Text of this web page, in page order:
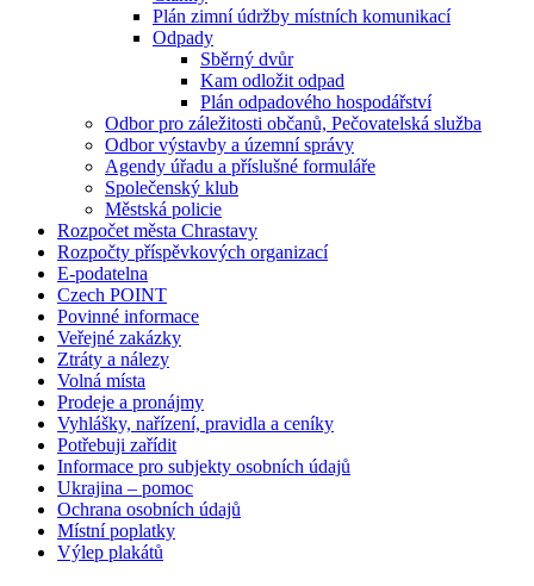
Plán zimní údržby místních komunikací
Odpady
Sběrný dvůr
Kam odložit odpad
Plán odpadového hospodářství
Odbor pro záležitosti občanů, Pečovatelská služba
Odbor výstavby a územní správy
Agendy úřadu a příslušné formuláře
Společenský klub
Městská policie
Rozpočet města Chrastavy
Rozpočty příspěvkových organizací
E-podatelna
Czech POINT
Povinné informace
Veřejné zakázky
Ztráty a nálezy
Volná místa
Prodeje a pronájmy
Vyhlášky, nařízení, pravidla a ceníky
Potřebuji zařídit
Informace pro subjekty osobních údajů
Ukrajina – pomoc
Ochrana osobních údajů
Místní poplatky
Výlep plakátů